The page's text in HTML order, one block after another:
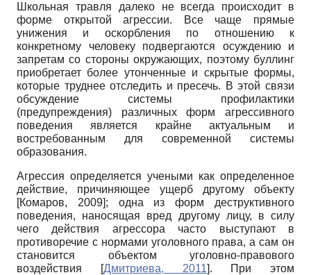
Школьная травля далеко не всегда происходит в
форме открытой агрессии. Все чаще прямые
унижения и оскорбления по отношению к
конкретному человеку подвергаются осуждению и
запретам со стороны окружающих, поэтому буллинг
приобретает более утонченные и скрытые формы,
которые труднее отследить и пресечь. В этой связи
обсуждение системы профилактики
(предупреждения) различных форм агрессивного
поведения является крайне актуальным и
востребованным для современной системы
образования.
Агрессия определяется учеными как определенное
действие, причиняющее ущерб другому объекту
[Комаров, 2009]; одна из форм деструктивного
поведения, наносящая вред другому лицу, в силу
чего действия агрессора часто выступают в
противоречие с нормами уголовного права, а сам он
становится объектом уголовно-правового
воздействия
[Дмитриева, 2011]. При этом